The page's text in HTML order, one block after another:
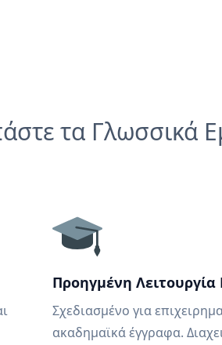
τα Γλωσσικά
Προηγμένη
Σχεδιασμένο για
ακαδημαϊκά έγγραφα.